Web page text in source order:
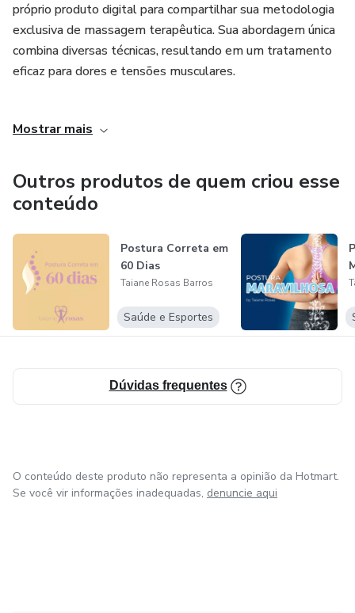
próprio produto digital para compartilhar sua metodologia
exclusiva de massagem terapêutica. Sua abordagem única
combina diversas técnicas, resultando em um tratamento
eficaz para dores e tensões musculares.
conhecimento e experiência para um público ainda maior,
benefícios da massagem terapêutica. Sua dedicação e
comprometimento em oferecer soluções eficientes para
seus pacientes são evidentes em cada detalhe de seu
produto digital.
Se você está em busca de técnicas para gerar alívio para
dores musculares, tensões ou simplesmente deseja
experimentar técnicas exclusivas desenvolvidas por essa
referência na área e transforme sua qualidade de vida.
Mostrar mais
Outros produtos de quem criou esse
conteúdo
Postura Correta em
60 Dias
Taiane Rosas Barros
Saúde e Esportes
Dúvidas frequentes
O conteúdo deste produto não representa a opinião da Hotmart.
Se você vir informações inadequadas, denuncie aqui